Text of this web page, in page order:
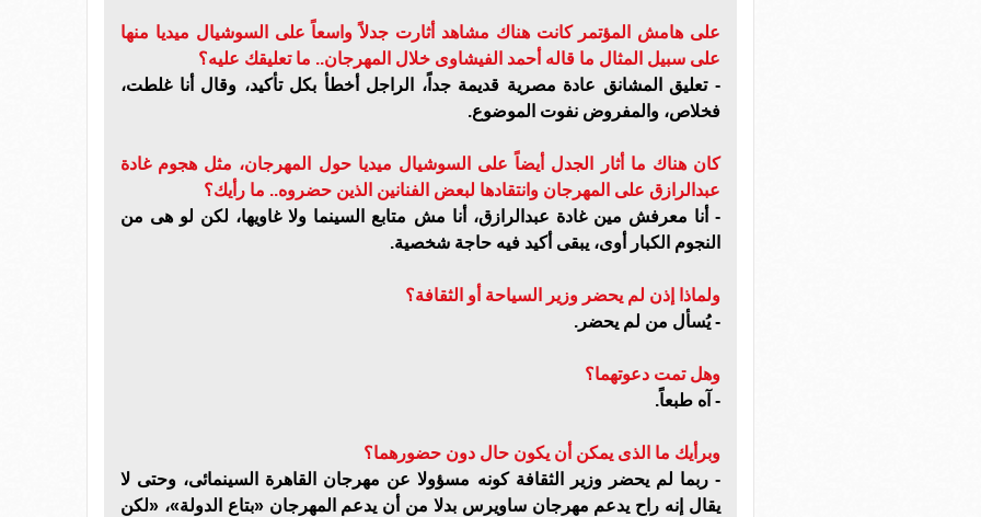
على هامش المؤتمر كانت هناك مشاهد أثارت جدلاً واسعاً على السوشيال ميديا منها
على سبيل المثال ما قاله أحمد الفيشاوى خلال المهرجان.. ما تعليقك عليه؟
- تعليق المشانق عادة مصرية قديمة جداً، الراجل أخطأ بكل تأكيد، وقال أنا غلطت،
فخلاص، والمفروض نفوت الموضوع.
كان هناك ما أثار الجدل أيضاً على السوشيال ميديا حول المهرجان، مثل هجوم غادة
عبدالرازق على المهرجان وانتقادها لبعض الفنانين الذين حضروه.. ما رأيك؟
- أنا معرفش مين غادة عبدالرازق، أنا مش متابع السينما ولا غاويها، لكن لو هى من
النجوم الكبار أوى، يبقى أكيد فيه حاجة شخصية.
ولماذا إذن لم يحضر وزير السياحة أو الثقافة؟
- يُسأل من لم يحضر.
وهل تمت دعوتهما؟
- آه طبعاً.
وبرأيك ما الذى يمكن أن يكون حال دون حضورهما؟
- ربما لم يحضر وزير الثقافة كونه مسؤولا عن مهرجان القاهرة السينمائى، وحتى لا
يقال إنه راح يدعم مهرجان ساويرس بدلا من أن يدعم المهرجان «بتاع الدولة»، «لكن